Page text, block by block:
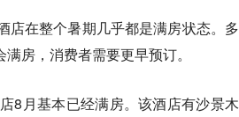
店在整个暑期几乎都是满房状态。多
房，消费者需要更早预订。
8月基本已经满房。该酒店有沙景木